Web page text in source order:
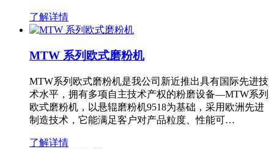
了解详情
MTW 系列欧式磨粉机
MTW系列欧式磨粉机是我公司新近推出具有国际先进技
术水平，拥有多项自主技术产权的粉磨设备—MTW系列
欧式磨粉机，以悬辊磨粉机9518为基础，采用欧洲先进
制造技术，它能满足客户对产品粒度、性能可…
了解详情